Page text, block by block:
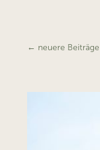
← neuere Beiträge